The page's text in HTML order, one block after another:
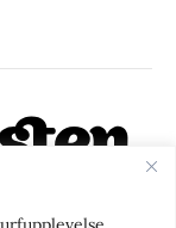
på nätet. Med